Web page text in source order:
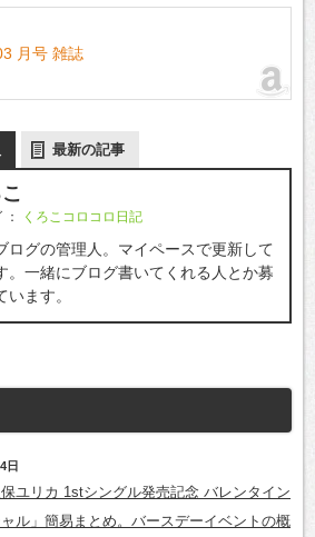
月号 雑誌
最新の記事
： くろこコロコロ日記
ログの管理人。マイペースで更新して
。一緒にブログ書いてくれる人とか募
います。
日
ユリカ 1stシングル発売記念 バレンタイン
ル」簡易まとめ。バースデーイベントの概